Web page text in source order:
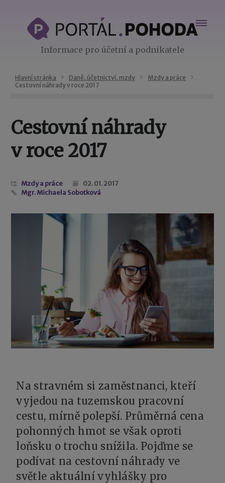
Informace pro účetní a podnikatele
Hlavní stránka Daně, účetnictví, mzdy
Mzdy a práce
Cestovní náhrady v roce 2017
Cestovní náhrady
v roce 2017
Mzdy a práce
02. 01. 2017
Mgr. Michaela Sobotková
Na stravném si zaměstnanci, kteří
vyjedou na tuzemskou pracovní
cestu, mírně polepší. Průměrná cena
pohonných hmot se však oproti
loňsku o trochu snížila. Pojďme se
podívat na cestovní náhrady ve
světle aktuální vyhlášky pro